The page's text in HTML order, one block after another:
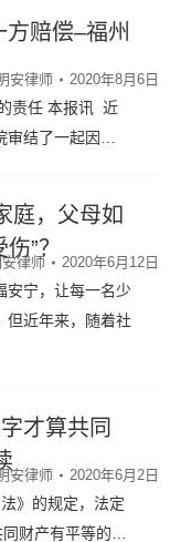
赔偿–福州
安律师 2020年8月6日
责任 本报讯 近
审结了一起因…
庭，父母如
”？
律师 2020年6月12日
安宁，让每一名少
但近年来，随着社
才算共同
安律师 2020年6月2日
》的规定，法定
财产有平等的…